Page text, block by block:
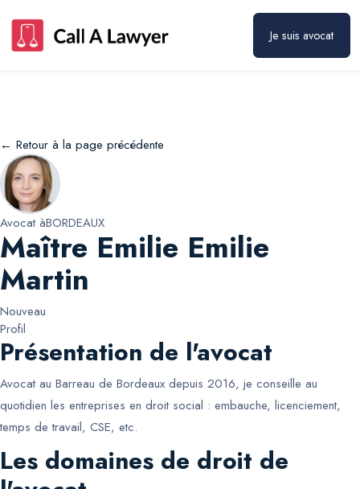
Je suis avocat
← Retour à la page précédente
Avocat àBORDEAUX
Maître Emilie Emilie
Martin
Nouveau
Profil
Présentation de l'avocat
Avocat au Barreau de Bordeaux depuis 2016, je conseille au
quotidien les entreprises en droit social : embauche, licenciement,
temps de travail, CSE, etc.
Les domaines de droit de